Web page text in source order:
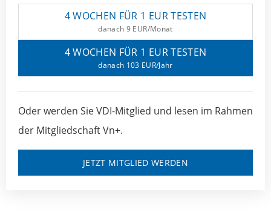
4 WOCHEN FÜR 1 EUR TESTEN
danach 9 EUR/Monat
4 WOCHEN FÜR 1 EUR TESTEN
danach 103 EUR/Jahr
Oder werden Sie VDI-Mitglied und lesen im Rahmen
der Mitgliedschaft Vn+.
JETZT MITGLIED WERDEN